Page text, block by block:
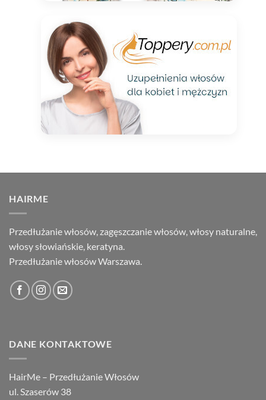
HAIRME
Przedłużanie włosów, zagęszczanie włosów, włosy naturalne,
włosy słowiańskie, keratyna.
Przedłużanie włosów Warszawa.
DANE KONTAKTOWE
HairMe – Przedłużanie Włosów
ul. Szaserów 38